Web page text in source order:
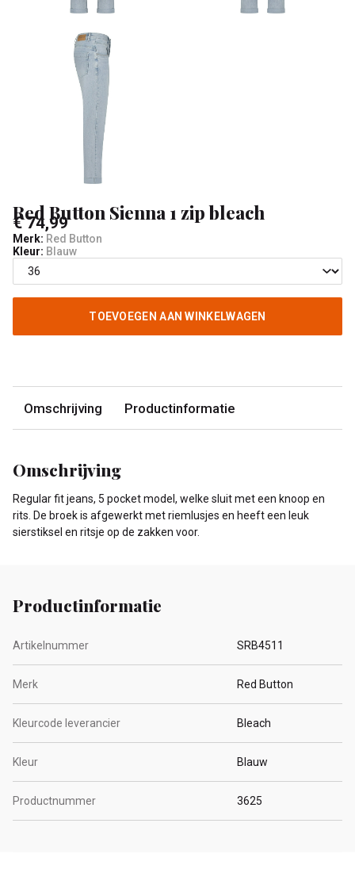
Red Button Sienna 1 zip bleach
€ 74,99
Merk: Red Button
Kleur: Blauw
TOEVOEGEN AAN WINKELWAGEN
Omschrijving Productinformatie
Omschrijving
Regular fit jeans, 5 pocket model, welke sluit met een knoop en
rits. De broek is afgewerkt met riemlusjes en heeft een leuk
sierstiksel en ritsje op de zakken voor.
Productinformatie
Artikelnummer SRB4511
Merk Red Button
Kleurcode leverancier Bleach
Kleur Blauw
Productnummer 3625